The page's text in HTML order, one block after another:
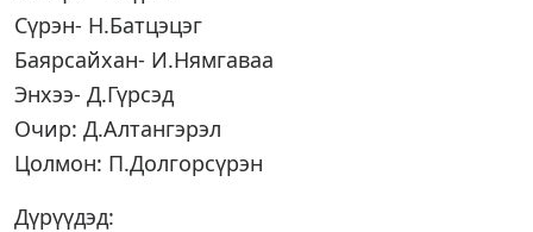
Сүрэн- Н.Батцэцэг
Баярсайхан- И.Нямгаваа
Энхээ- Д.Гүрсэд
Очир: Д.Алтангэрэл
Цолмон: П.Долгорсүрэн
Дүрүүдэд: